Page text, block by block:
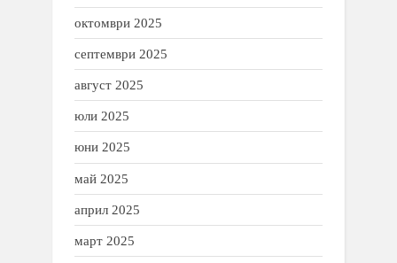
октомври 2025
септември 2025
август 2025
юли 2025
юни 2025
май 2025
април 2025
март 2025